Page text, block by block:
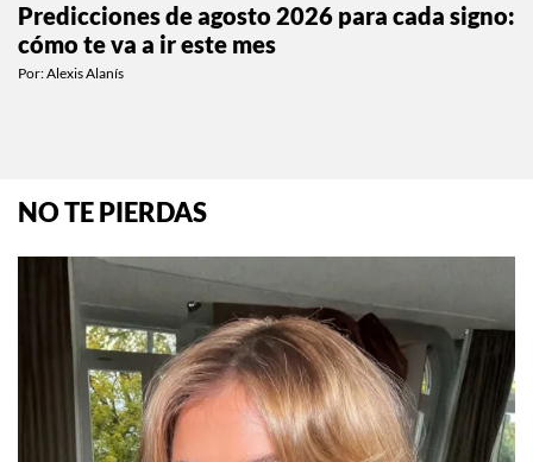
Predicciones de agosto 2026 para cada signo:
cómo te va a ir este mes
Por:Alexis Alanís
NO TE PIERDAS